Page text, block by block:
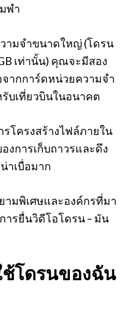
พำ
ามจำขนาดใหญ่ (โดรน
เท่านั้น) คุณจะมีสอง
ากการ์ดหน่วยความจำ
บเที่ยวบินในอนาคต
โครงสร้างไฟล์ภายใน
งการเก็บถาวรและดึง
าเบื่อมาก
มพิเศษและองค์กรที่มา
ารยื่นวิดีโอโดรน – มัน
โดรนของฉัน